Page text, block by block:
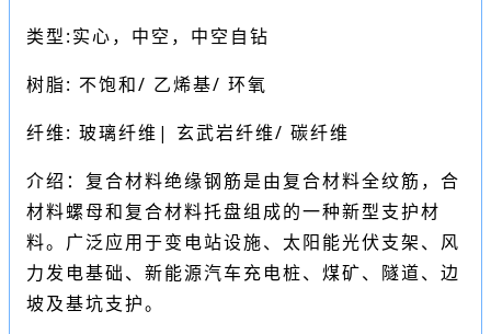
类型:实心，中空，中空自钻
树脂: 不饱和/ 乙烯基/ 环氧
纤维: 玻璃纤维| 玄武岩纤维/ 碳纤维
介绍：复合材料绝缘钢筋是由复合材料全纹筋，合
材料螺母和复合材料托盘组成的一种新型支护材
料。广泛应用于变电站设施、太阳能光伏支架、风
力发电基础、新能源汽车充电桩、煤矿、隧道、边
坡及基坑支护。